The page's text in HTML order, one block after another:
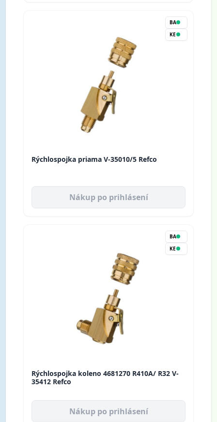
BA
KE
Rýchlospojka priama V-35010/5 Refco
Nákup po prihlásení
BA
KE
Rýchlospojka koleno 4681270 R410A/ R32 V-
35412 Refco
Nákup po prihlásení